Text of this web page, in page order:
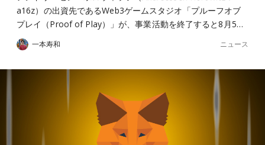
a16z）の出資先であるWeb3ゲームスタジオ「プルーフオブ
プレイ（Proof of Play）」が、事業活動を終了すると8月5…
一本寿和 ニュース